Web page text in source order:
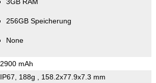
256GB Speicherung
None
2900 mAh
IP67, 188g , 158.2x77.9x7.3 mm